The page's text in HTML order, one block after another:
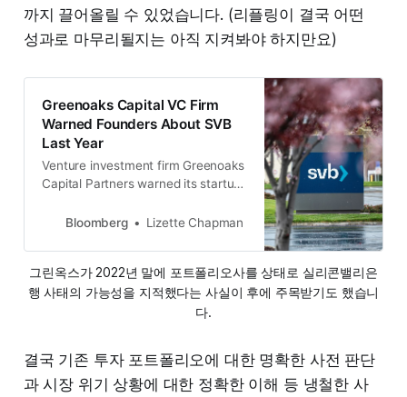
까지 끌어올릴 수 있었습니다. (리플링이 결국 어떤
성과로 마무리될지는 아직 지켜봐야 하지만요)
Greenoaks Capital VC Firm
Warned Founders About SVB
Last Year
Venture investment firm Greenoaks
Capital Partners warned its startup
SVB Financial Group’s Silicon Valley
bank’s announcement that it was
selling assets to shore up capital,
according to an email reviewed by
Bloomberg Lizette Chapman
그린옥스가 2022년 말에 포트폴리오사를 상태로 실리콘밸리은
행 사태의 가능성을 지적했다는 사실이 후에 주목받기도 했습니
다.
결국 기존 투자 포트폴리오에 대한 명확한 사전 판단
과 시장 위기 상황에 대한 정확한 이해 등 냉철한 사